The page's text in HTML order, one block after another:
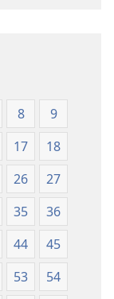
8
9
17
18
26
27
35
36
44
45
53
54